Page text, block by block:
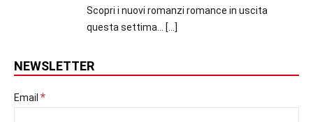
Scopri i nuovi romanzi romance in uscita
questa settima...
[…]
NEWSLETTER
Email *